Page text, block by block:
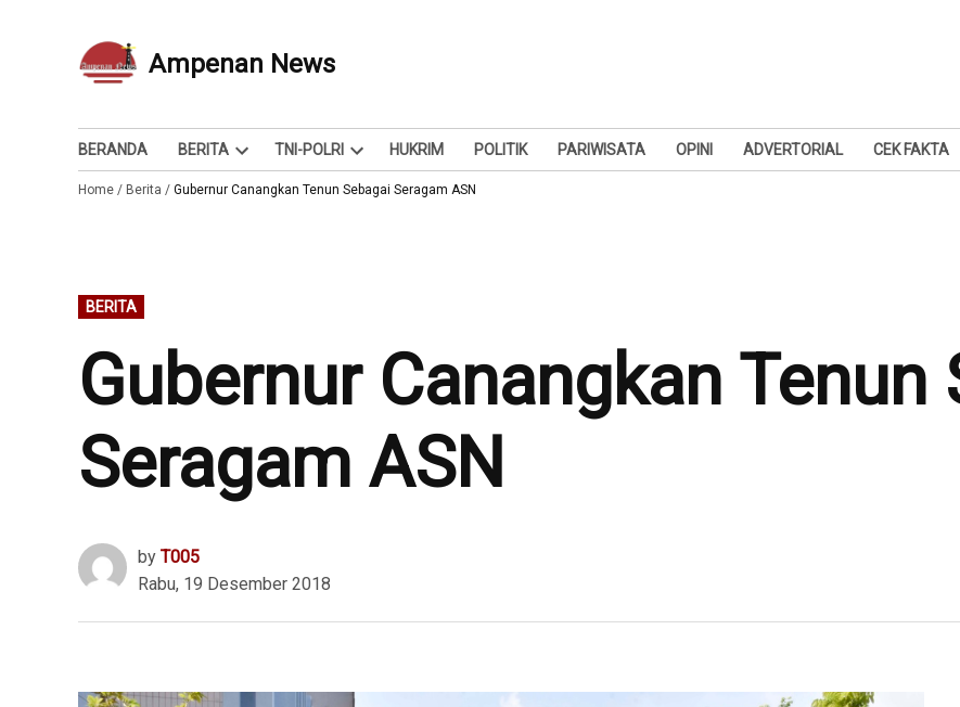
Ampenan News
Berita dan Info
BERANDA BERITA
Open
dropdown
TNI-POLRI
Open
dropdown
HUKRIM POLITIK PARIWISATA OPINI ADVERTORIAL CEK FAKTA
Home / Berita / Gubernur Canangkan Tenun Sebagai Seragam ASN
POSTED
IN
BERITA
Gubernur Canangkan Tenun
Seragam ASN
by T005
Rabu, 19 Desember 2018